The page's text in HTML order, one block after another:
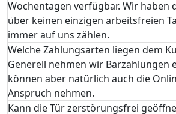
Wochentagen verfügbar. Wir haben
über keinen einzigen arbeitsfreien
immer auf uns zählen.
Welche Zahlungsarten liegen dem
Generell nehmen wir Barzahlungen
können aber natürlich auch die
Anspruch nehmen.
Kann die Tür zerstörungsfrei